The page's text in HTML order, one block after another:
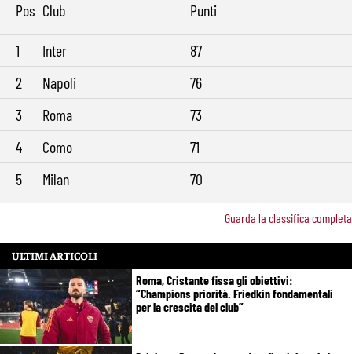
Pos Club Punti
1 Inter
87
2
Napoli
76
3
Roma
73
4
Como
71
5
Milan 70
Guarda la classifica completa
ULTIMI ARTICOLI
Roma, Cristante fissa gli obiettivi:
“Champions priorità. Friedkin fondamentali
per la crescita del club”